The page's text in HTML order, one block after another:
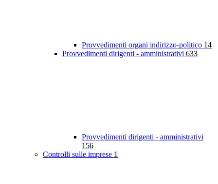
Provvedimenti organi indirizzo-politico 14
Provvedimenti dirigenti - amministrativi 633
Provvedimenti dirigenti - amministrativi
156
Controlli sulle imprese 1